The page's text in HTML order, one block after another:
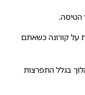
הטיסה.
על קורונה כשאתם
בגלל התפרצות